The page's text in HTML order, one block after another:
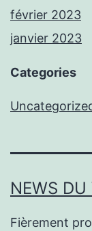
février 2023
janvier 2023
Categories
NEWS DU
Fièrement